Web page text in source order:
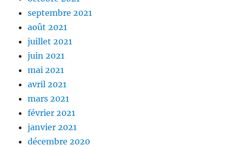
septembre 2021
août 2021
juillet 2021
juin 2021
mai 2021
avril 2021
mars 2021
février 2021
janvier 2021
décembre 2020